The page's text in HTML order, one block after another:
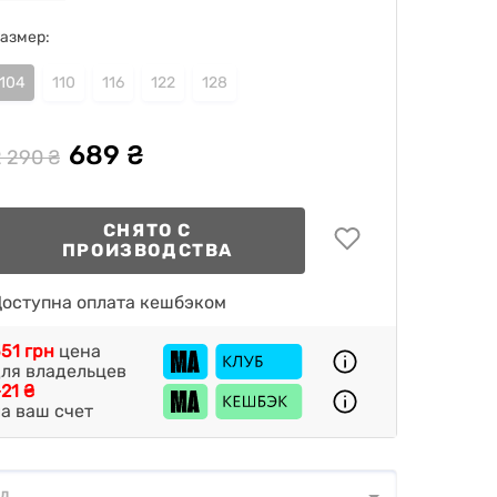
104 110 116 122 128
290 ₴ 689 ₴
СНЯТО С
ПРОИЗВОДСТВА
оплата кешбэком
₴
ваш счет
грн цена
владельцев